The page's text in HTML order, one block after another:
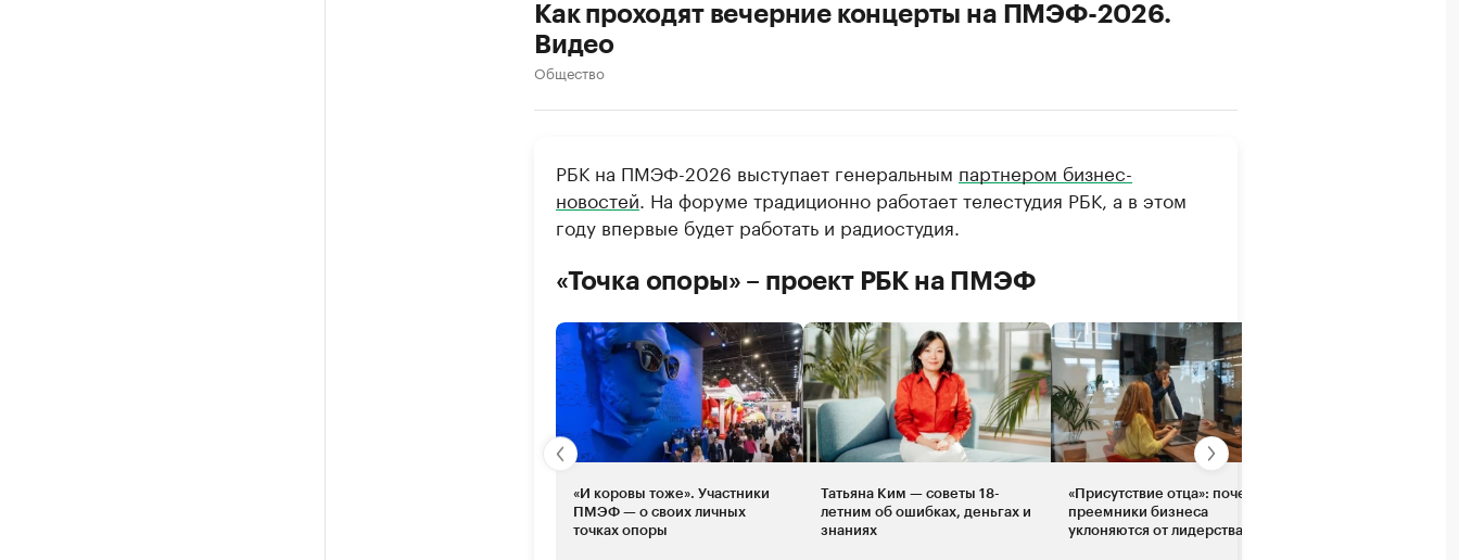
Как проходят вечерние концерты на ПМЭФ-2026.
Видео
Общество
РБК на ПМЭФ-2026 выступает генеральным партнером бизнес-
новостей. На форуме традиционно работает телестудия РБК, а в этом
году впервые будет работать и радиостудия.
«Точка опоры» – проект РБК на ПМЭФ
«И коровы тоже». Участники
ПМЭФ — о своих личных
точках опоры
Татьяна Ким — советы 18-
летним об ошибках, деньгах и
знаниях
«Присутствие отца»: почему
преемники бизнеса
уклоняются от лидерства